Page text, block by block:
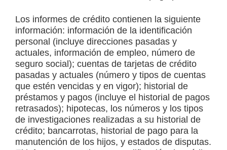
Los informes de crédito contienen la siguiente
información: información de la identificación
personal (incluye direcciones pasadas y
actuales, información de empleo, número de
seguro social); cuentas de tarjetas de crédito
pasadas y actuales (número y tipos de cuentas
que estén vencidas y en vigor); historial de
préstamos y pagos (incluye el historial de pagos
retrasados); hipotecas, los números y los tipos
de investigaciones realizadas a su historial de
crédito; bancarrotas, historial de pago para la
manutención de los hijos, y estados de disputas.